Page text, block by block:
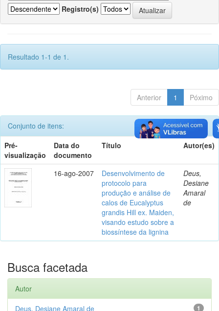
Registro(s)
Resultado 1-1 de 1.
Anterior 1 Póximo
Conjunto de itens:
Pré-
visualização
Data do
documento
Título Autor(es)
16-ago-2007
Desenvolvimento de
protocolo para
produção e análise de
calos de Eucalyptus
grandis Hill ex. Maiden,
visando estudo sobre a
biossíntese da lignina
Deus,
Desiane
Amaral
de
Busca facetada
Autor
1
Deus, Desiane Amaral de